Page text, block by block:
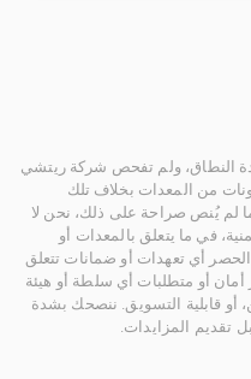
النطاق، ولم تفحص شركة ريتشي
من المعدات بخلاف تلك
لم يُنص صراحة على ذلك، نحن لا
في ما يتعلق بالمعدات أو
أي تعهدات أو ضمانات تتعلق
أمان أو متطلبات أي سلطة أو هيئة
أو قابلية التسويق. ننصحك بشدة
المزايدات.